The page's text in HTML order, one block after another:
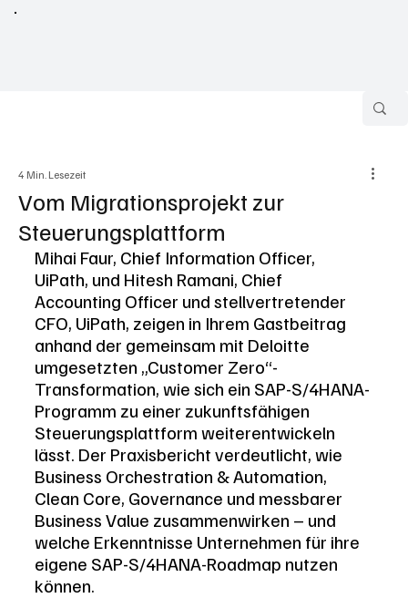
Vom Migrationsprojekt zur
Steuerungsplattform
4 Min. Lesezeit
Mihai Faur, Chief Information Officer,
UiPath, und Hitesh Ramani, Chief
Accounting Officer und stellvertretender
CFO, UiPath, zeigen in Ihrem Gastbeitrag
anhand der gemeinsam mit Deloitte
umgesetzten „Customer Zero“-
Transformation, wie sich ein SAP-S/4HANA-
Programm zu einer zukunftsfähigen
Steuerungsplattform weiterentwickeln
lässt. Der Praxisbericht verdeutlicht, wie
Business Orchestration & Automation,
Clean Core, Governance und messbarer
Business Value zusammenwirken – und
welche Erkenntnisse Unternehmen für ihre
eigene SAP-S/4HANA-Roadmap nutzen
können.